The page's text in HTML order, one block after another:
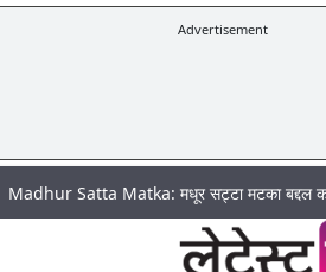
Advertisement
Matka: मधूर सट्टा मटका बद्दल काही गोष्टी